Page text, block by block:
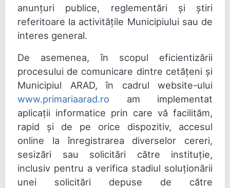
anunțuri publice, reglementări și știri
referitoare la activitățile Municipiului sau de
interes general.
De asemenea, în scopul eficientizării
procesului de comunicare dintre cetățeni și
Municipiul ARAD, în cadrul website-ului
www.primariaarad.ro am implementat
aplicații informatice prin care vă facilităm,
rapid și de pe orice dispozitiv, accesul
online la înregistrarea diverselor cereri,
sesizări sau solicitări către instituție,
inclusiv pentru a verifica stadiul soluționării
unei solicitări depuse de către